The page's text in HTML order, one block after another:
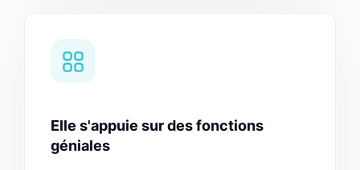
Elle s'appuie sur des fonctions
géniales